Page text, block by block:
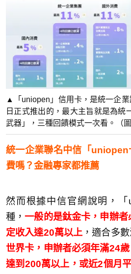
▲「uniopen」信用卡，是統一企
日正式推出的，最大主旨就是為統
武器」，三種回饋模式一次看。（
統一企業聯名中信「uniopen
費嗎？金融專家都推薦
然而根據中信官網說明，「
種，一般的是鈦金卡，申辦
定收入達20萬以上 ，適合多
世界卡，申辦者必須年滿24
達到200萬以上，或近2個月